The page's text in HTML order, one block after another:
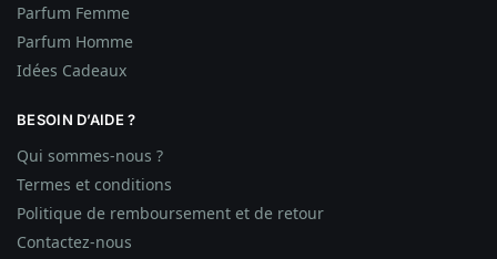
Parfum Femme
Parfum Homme
Idées Cadeaux
BESOIN D’AIDE ?
Qui sommes-nous ?
Termes et conditions
Politique de remboursement et de retour
Contactez-nous